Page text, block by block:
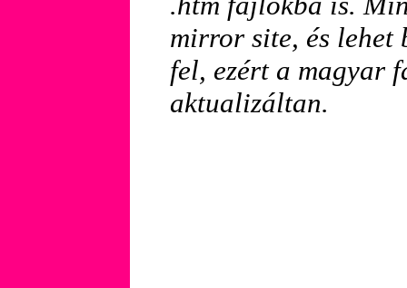
mirror site, és lehet
fel, ezért a magyar
aktualizáltan.